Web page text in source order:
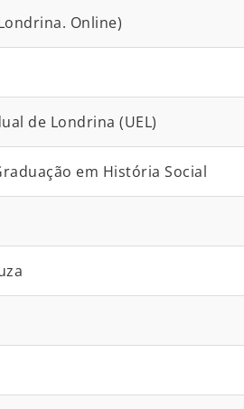
Online)
de Londrina (UEL)
em História Social